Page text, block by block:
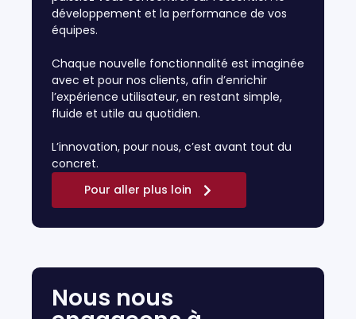
développement et la performance de vos
équipes.
Chaque nouvelle fonctionnalité est imaginée
avec et pour nos clients, afin d’enrichir
l’expérience utilisateur, en restant simple,
fluide et utile au quotidien.
L’innovation, pour nous, c’est avant tout du
concret.
Pour aller plus loin
Nous nous